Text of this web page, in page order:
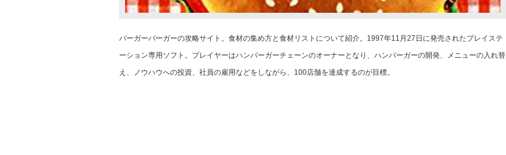
バーガーバーガーの攻略サイト。食材の集め方と食材リストについて紹介。1997年11月27日に発売されたプレイステ
ーション専用ソフト。プレイヤーはハンバーガーチェーンのオーナーとなり、ハンバーガーの開発、メニューの入れ替
え、ノウハウへの投資、社員の雇用などをしながら、100店舗を達成するのが目標。